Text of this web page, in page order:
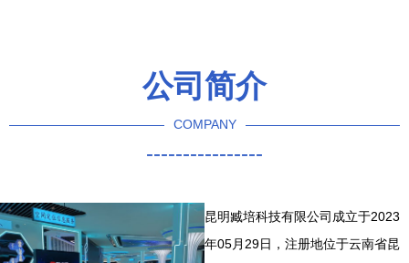
公司简介
COMPANY
----------------
昆明臧培科技有限公司成立于2023
年05月29日，注册地位于云南省昆